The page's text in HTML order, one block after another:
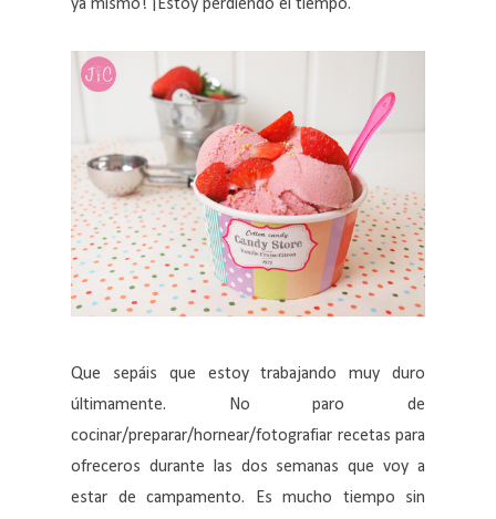
ya mismo! ¡Estoy perdiendo el tiempo.
Que sepáis que estoy trabajando muy duro
últimamente. No paro de
cocinar/preparar/hornear/fotografiar recetas para
ofreceros durante las dos semanas que voy a
estar de campamento. Es mucho tiempo sin